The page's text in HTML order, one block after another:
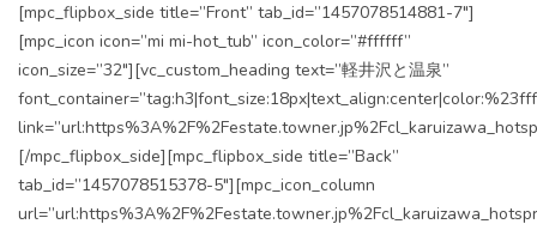
[mpc_flipbox_side title=”Front” tab_id=”1457078514881-7″]
[mpc_icon icon=”mi mi-hot_tub” icon_color=”#ffffff”
icon_size=”32″][vc_custom_heading text=”軽井沢と温泉”
[/mpc_flipbox_side][mpc_flipbox_side title=”Back”
tab_id=”1457078515378-5″][mpc_icon_column